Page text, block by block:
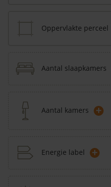
Oppervlakte perceel
Aantal slaapkamers
Aantal kamers +
Energie label +